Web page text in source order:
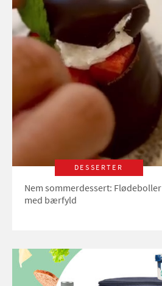
DESSERTER
Nem sommerdessert: Flødeboller
med bærfyld